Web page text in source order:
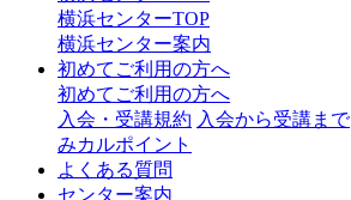
横浜センターTOP
横浜センター案内
初めてご利用の方へ
初めてご利用の方へ
入会・受講規約 入会から受講まで
みカルポイント
よくある質問
センター案内